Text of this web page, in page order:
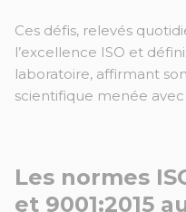
Ces défis, relevés
l’excellence ISO et
laboratoire, affirmant
scientifique menée
Les normes
et 9001:2015